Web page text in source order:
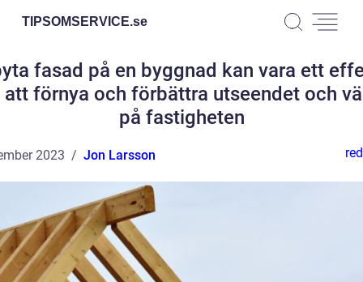
TIPSOMSERVICE.se
fasad på en byggnad kan vara ett
förnya och förbättra utseendet och
på fastigheten
2023 Jon Larsson